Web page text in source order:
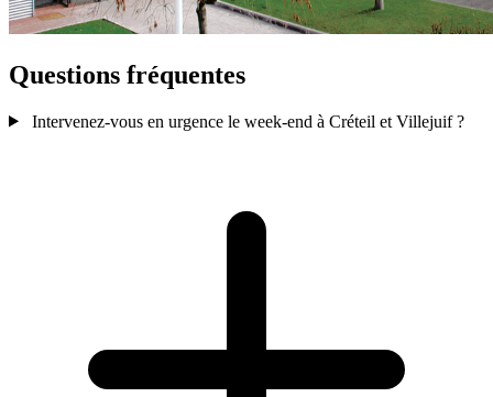
Questions fréquentes
Intervenez-vous en urgence le week-end à Créteil et Villejuif ?